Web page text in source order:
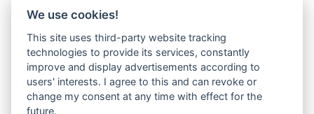
Westküste UG (haftungsbeschränkt)
Menzlingen 14 B
51503 Rösrath
We use cookies!
This site uses third-party website tracking
technologies to provide its services, constantly
improve and display advertisements according to
users' interests. I agree to this and can revoke or
change my consent at any time with effect for the
future.